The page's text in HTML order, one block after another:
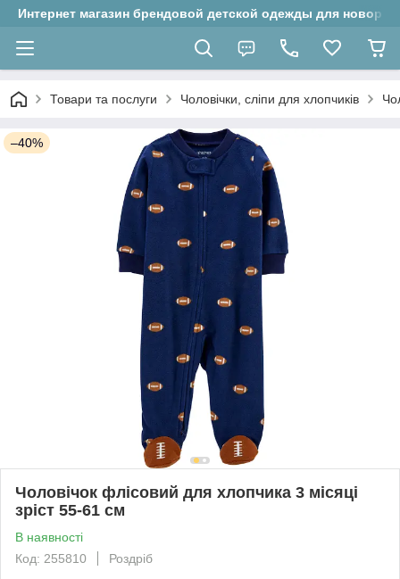
Интернет магазин брендовой детской одежды для
Товари та послуги Чоловічки, сліпи для хлопчиків
–40%
Чоловічок флісовий для хлопчика 3 місяці
зріст 55-61 см
В наявності
Код: 255810
Роздріб